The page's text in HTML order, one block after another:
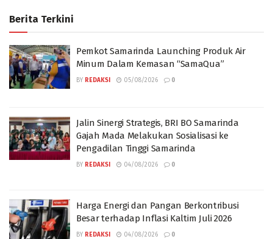
Berita Terkini
Pemkot Samarinda Launching Produk Air
Minum Dalam Kemasan “SamaQua”
BY REDAKSI 05/08/2026 0
Jalin Sinergi Strategis, BRI BO Samarinda
Gajah Mada Melakukan Sosialisasi ke
Pengadilan Tinggi Samarinda
BY REDAKSI 04/08/2026 0
Harga Energi dan Pangan Berkontribusi
Besar terhadap Inflasi Kaltim Juli 2026
BY REDAKSI 04/08/2026 0